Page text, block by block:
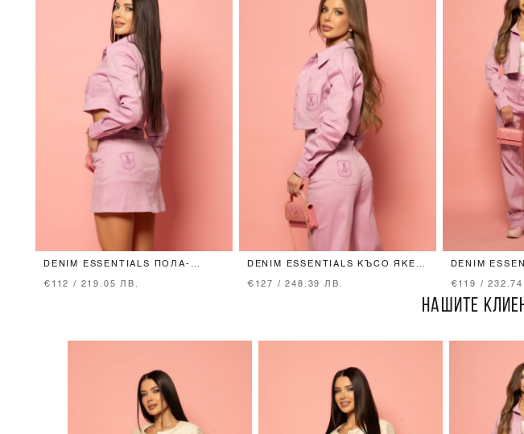
DENIM ESSENTIALS ПОЛА-
ORCHID
€112 / 219.05 ЛВ.
DENIM ESSENTIALS КЪСО ЯКЕ -
€127 / 248.39 ЛВ.
DENIM
€119 /
НАШИТЕ